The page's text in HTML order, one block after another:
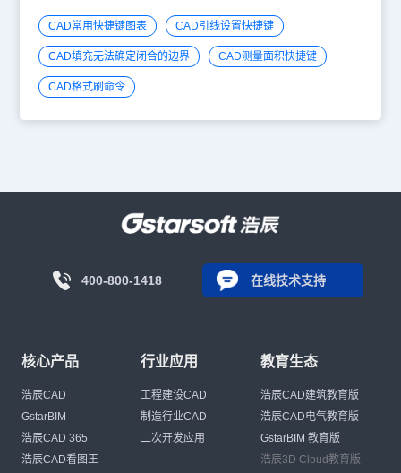
CAD常用快捷键图表 CAD引线设置快捷键
CAD填充无法确定闭合的边界 CAD测量面积快捷键
CAD格式刷命令
400-800-1418 在线技术支持
核心产品
浩辰CAD
GstarBIM
浩辰CAD 365
浩辰CAD看图王
行业应用
工程建设CAD
制造行业CAD
二次开发应用
教育生态
浩辰CAD建筑教育版
浩辰CAD电气教育版
GstarBIM 教育版
浩辰3D Cloud教育版